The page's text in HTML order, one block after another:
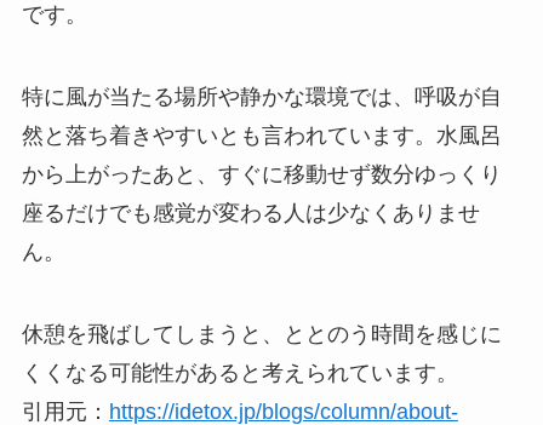
です。
特に風が当たる場所や静かな環境では、呼吸が自
然と落ち着きやすいとも言われています。水風呂
から上がったあと、すぐに移動せず数分ゆっくり
座るだけでも感覚が変わる人は少なくありませ
ん。
休憩を飛ばしてしまうと、ととのう時間を感じに
くくなる可能性があると考えられています。
引用元： https://idetox.jp/blogs/column/about-